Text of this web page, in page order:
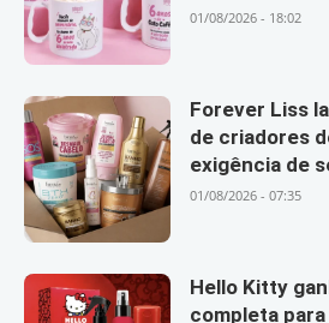
01/08/2026 - 18:02
Forever Liss
de criadores
exigência de
01/08/2026 - 07:35
Hello Kitty
completa